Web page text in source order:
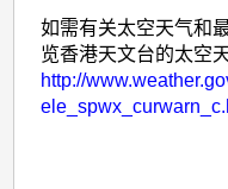
如需有关太空天气和
览香港天文台的太空
http://